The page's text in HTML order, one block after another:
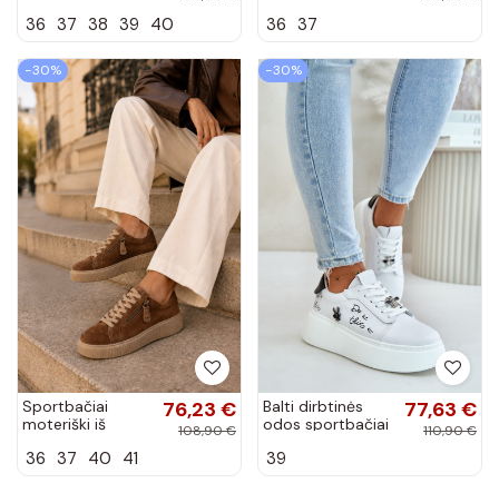
platforma juodos
36 37 38 39 40
su platforma
Corisa
36 37
−30%
Sportbačiai
moteriški iš
su platforma
76,23 €
108,90 €
36 37 40 41
−30%
Balti dirbtinės
odos sportbačiai
prisegamais
77,63 €
110,90 €
39